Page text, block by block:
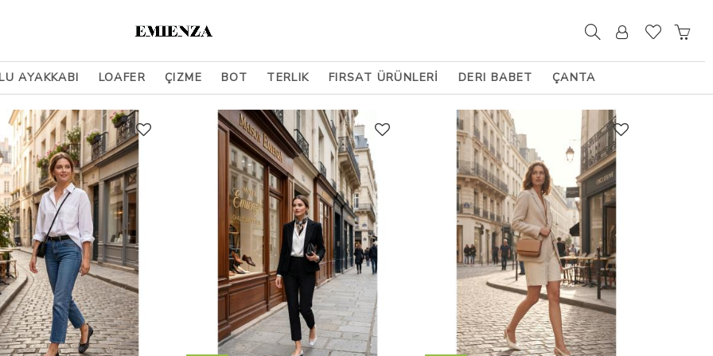
AYAKKABI LOAFER ÇIZME BOT TERLIK FIRSAT ÜRÜNLERİ DERI BABET ÇANTA
FILTER SORT ORDER